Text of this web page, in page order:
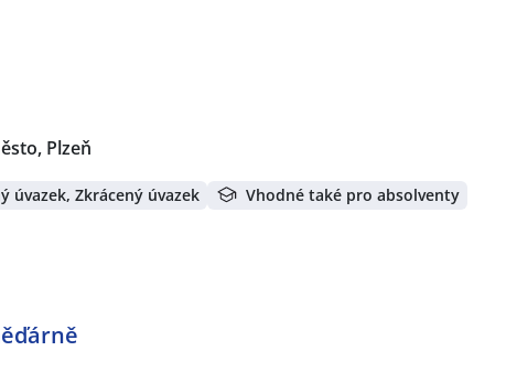
Plzeň
úvazek, Zkrácený úvazek Vhodné také pro absolventy